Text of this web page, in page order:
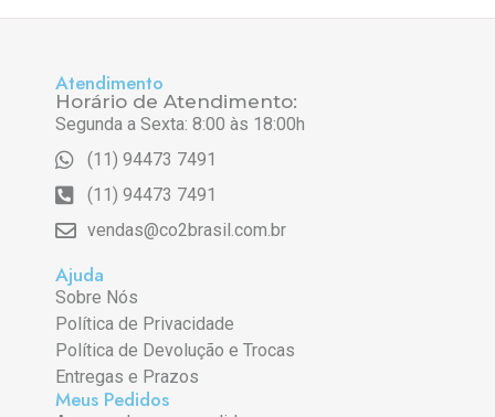
Atendimento
Horário de Atendimento:
Segunda a Sexta: 8:00 às 18:00h
(11) 94473 7491
(11) 94473 7491
vendas@co2brasil.com.br
Ajuda
Sobre Nós
Política de Privacidade
Política de Devolução e Trocas
Entregas e Prazos
Meus Pedidos